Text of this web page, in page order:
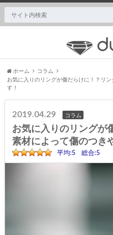
ホーム
コラム
お気に入りのリングが傷だらけに！？リ
す！
2019.04.29 コラム
お気に入りのリングが
素材によって傷のつき
平均:5 総合:5